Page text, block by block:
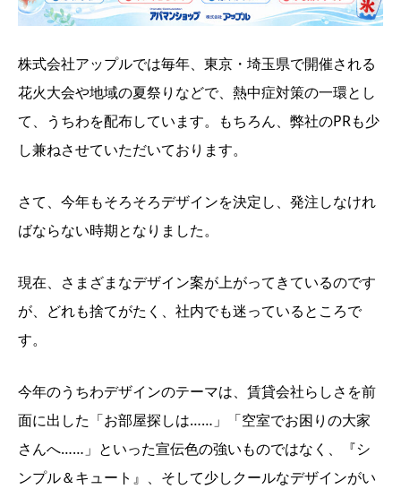
株式会社アップルでは毎年、東京・埼玉県で開催される
花火大会や地域の夏祭りなどで、熱中症対策の一環とし
て、うちわを配布しています。もちろん、弊社のPRも少
し兼ねさせていただいております。
さて、今年もそろそろデザインを決定し、発注しなけれ
ばならない時期となりました。
現在、さまざまなデザイン案が上がってきているのです
が、どれも捨てがたく、社内でも迷っているところで
す。
今年のうちわデザインのテーマは、賃貸会社らしさを前
面に出した「お部屋探しは……」「空室でお困りの大家
さんへ……」といった宣伝色の強いものではなく、『シ
ンプル＆キュート』、そして少しクールなデザインがい